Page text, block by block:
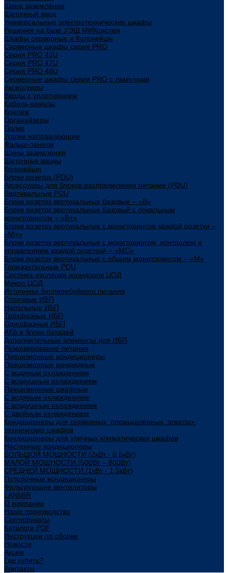
Шина заземления
Щеточный ввод
Универсальные электротехнические шкафы
Решения на базе УЭШ МИКсистем
Шкафы серверные и Колокейшн
Серверные шкафы серия PRO
Серия PRO 42U
Серия PRO 47U
Серия PRO 48U
Серверные шкафы серии PRO с ламелями
Аксессуары
Вводы с уплотнением
Кабель-каналы
Крепеж
Органайзеры
Полки
Уголки направляющие
Фальш-панели
Шины заземления
Щеточные вводы
Колокейшн
Блоки розеток (PDU)
Аксессуары для блоков распределения питания (PDU)
Вертикальные PDU
Блоки розеток вертикальные базовые – «В»
Блоки розеток вертикальные базовый с локальным
мониторингом – «В+»
Блоки розеток вертикальные с мониторингом каждой розетки –
«М+»
Блоки розеток вертикальные с мониторингом, контролем и
управлением каждой розеткой – «МС»
Блоки розеток вертикальные с общим мониторингом – «М»
Горизонтальные PDU
Система изоляции коридоров ЦОД
Микро ЦОД
Источники бесперебойного питания
Стоечные ИБП
Напольные ИБП
Трёхфазные ИБП
Однофазные ИБП
АКБ и блоки батарей
Дополнительные элементы для ИБП
Резервирование питания
Прецизионные кондиционеры
Прецизионные межрядные
С водяным охлаждением
С воздушным охлаждением
Прецизионные шкафные
С водяным охлаждением
С воздушным охлаждением
С двойным охлаждением
Кондиционеры для серверных, промышленных, электро-
технических шкафов
Кондиционеры для уличных климатических шкафов
Настенные кондиционеры
БОЛЬШОЙ МОЩНОСТИ (2кВт - 6,5кВт)
МАЛОЙ МОЩНОСТИ (500Вт – 800Вт)
СРЕДНЕЙ МОЩНОСТИ (1кВт - 1,5кВт)
Потолочные кондиционеры
Фильтрующие вентиляторы
LANMIR
О компании
Наше производство
Сертификаты
Каталоги PDF
Инструкции по сборке
Новости
Акции
Где купить?
Контакты